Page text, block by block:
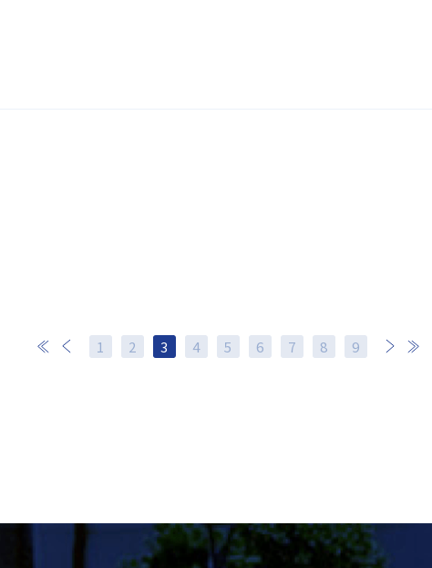
1 2 3 4 5 6 7 8 9
次 最後